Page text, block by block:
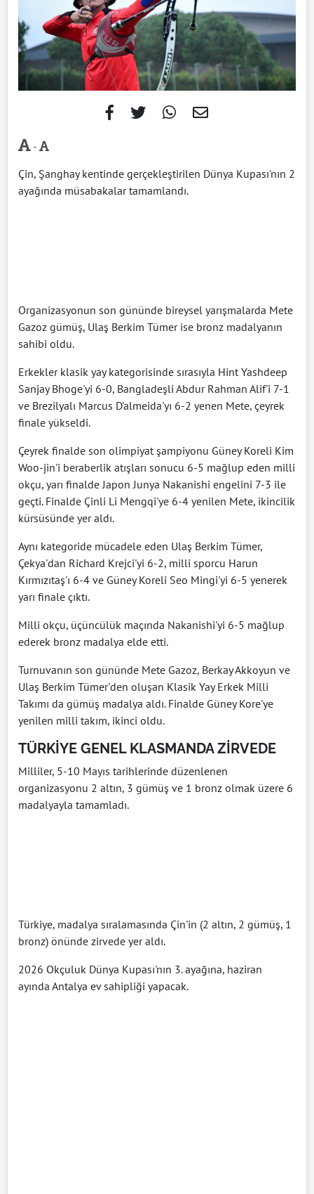
-
Çin, Şanghay kentinde gerçekleştirilen Dünya Kupası'nın 2
ayağında müsabakalar tamamlandı.
Organizasyonun son gününde bireysel yarışmalarda Mete
Gazoz gümüş, Ulaş Berkim Tümer ise bronz madalyanın
sahibi oldu.
Erkekler klasik yay kategorisinde sırasıyla Hint Yashdeep
Sanjay Bhoge'yi 6-0, Bangladeşli Abdur Rahman Alif'i 7-1
ve Brezilyalı Marcus D'almeida'yı 6-2 yenen Mete, çeyrek
finale yükseldi.
Çeyrek finalde son olimpiyat şampiyonu Güney Koreli Kim
Woo-jin'i beraberlik atışları sonucu 6-5 mağlup eden milli
okçu, yarı finalde Japon Junya Nakanishi engelini 7-3 ile
geçti. Finalde Çinli Li Mengqi'ye 6-4 yenilen Mete, ikincilik
kürsüsünde yer aldı.
Aynı kategoride mücadele eden Ulaş Berkim Tümer,
Çekya'dan Richard Krejci'yi 6-2, milli sporcu Harun
Kırmızıtaş'ı 6-4 ve Güney Koreli Seo Mingi'yi 6-5 yenerek
yarı finale çıktı.
Milli okçu, üçüncülük maçında Nakanishi'yi 6-5 mağlup
ederek bronz madalya elde etti.
Turnuvanın son gününde Mete Gazoz, Berkay Akkoyun ve
Ulaş Berkim Tümer'den oluşan Klasik Yay Erkek Milli
Takımı da gümüş madalya aldı. Finalde Güney Kore'ye
yenilen milli takım, ikinci oldu.
TÜRKİYE GENEL KLASMANDA ZİRVEDE
Milliler, 5-10 Mayıs tarihlerinde düzenlenen
organizasyonu 2 altın, 3 gümüş ve 1 bronz olmak üzere 6
madalyayla tamamladı.
Türkiye, madalya sıralamasında Çin'in (2 altın, 2 gümüş, 1
bronz) önünde zirvede yer aldı.
2026 Okçuluk Dünya Kupası'nın 3. ayağına, haziran
ayında Antalya ev sahipliği yapacak.